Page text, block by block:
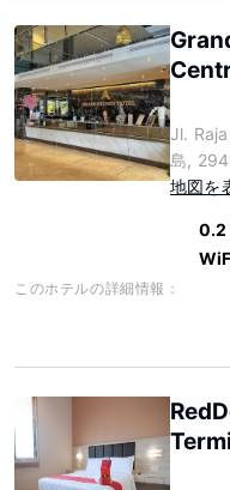
Jl.
島,
地図を
0.2
このホテルの詳細情報：